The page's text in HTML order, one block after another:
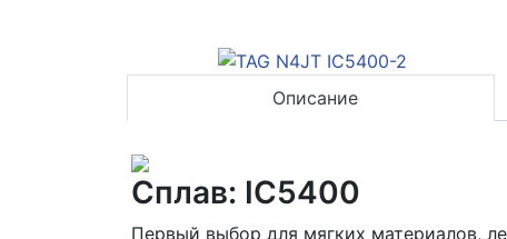
Описание
Сплав: IC5400
Первый выбор для мягких материалов,